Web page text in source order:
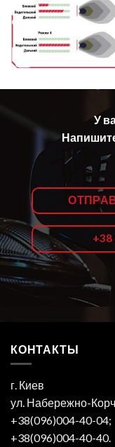
У
КОНТАКТЫ
г. Киев
ул. Набережно-
+38(096)004-40-04;
+38(096)004-40-40.